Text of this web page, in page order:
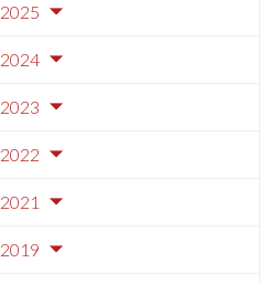
2025
2024
2023
2022
2021
2019